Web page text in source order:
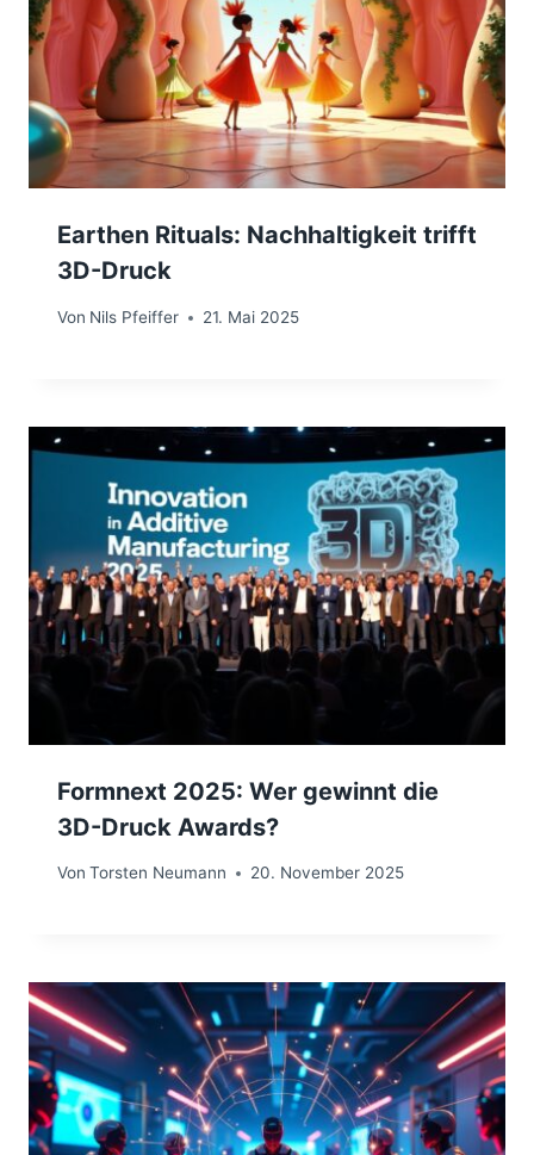
Earthen Rituals: Nachhaltigkeit trifft
3D-Druck
Von Nils Pfeiffer 21. Mai 2025
Formnext 2025: Wer gewinnt die
3D-Druck Awards?
Von Torsten Neumann 20. November 2025